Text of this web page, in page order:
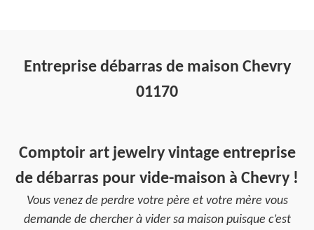
Entreprise débarras de maison Chevry
01170
Comptoir art jewelry vintage entreprise
de débarras pour vide-maison à Chevry !
Vous venez de perdre votre père et votre mère vous
demande de chercher à vider sa maison puisque c’est